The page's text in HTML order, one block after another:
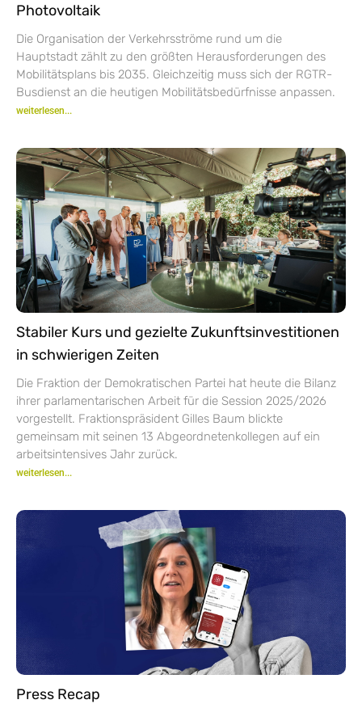
Photovoltaik
Die Organisation der Verkehrsströme rund um die
Hauptstadt zählt zu den größten Herausforderungen des
Mobilitätsplans bis 2035. Gleichzeitig muss sich der RGTR-
Busdienst an die heutigen Mobilitätsbedürfnisse anpassen.
weiterlesen...
Stabiler Kurs und gezielte Zukunftsinvestitionen
in schwierigen Zeiten
Die Fraktion der Demokratischen Partei hat heute die Bilanz
ihrer parlamentarischen Arbeit für die Session 2025/2026
vorgestellt. Fraktionspräsident Gilles Baum blickte
gemeinsam mit seinen 13 Abgeordnetenkollegen auf ein
arbeitsintensives Jahr zurück.
weiterlesen...
Press Recap